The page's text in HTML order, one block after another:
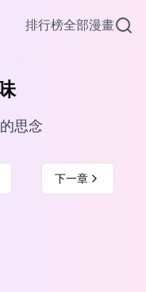
排行榜全部漫畫
思念
下一章